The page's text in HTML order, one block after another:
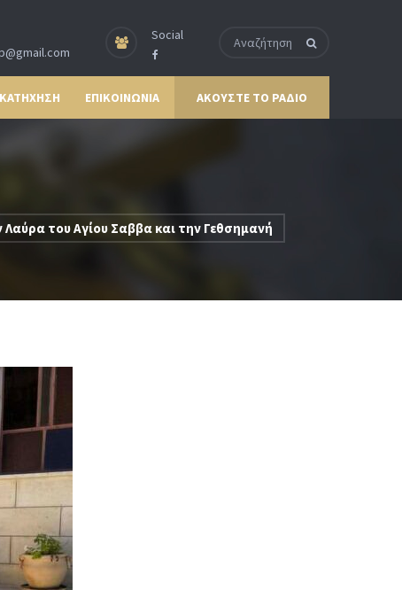
Social
ΕΠΙΚΟΙΝΩΝΙΑ ΑΚΟΥΣΤΕ ΤΟ ΡΑΔΙΟ
του Αγίου Σαββα και την Γεθσημανή